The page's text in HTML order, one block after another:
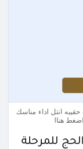
حقيبه انتل اداء مناسك
هناا
للمرحلة